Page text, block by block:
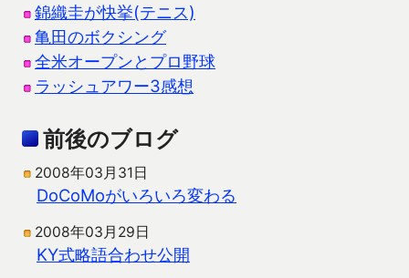
錦織圭が快挙(テニス)
亀田のボクシング
全米オープンとプロ野球
ラッシュアワー3感想
前後のブログ
2008年03月31日
DoCoMoがいろいろ変わる
2008年03月29日
KY式略語合わせ公開